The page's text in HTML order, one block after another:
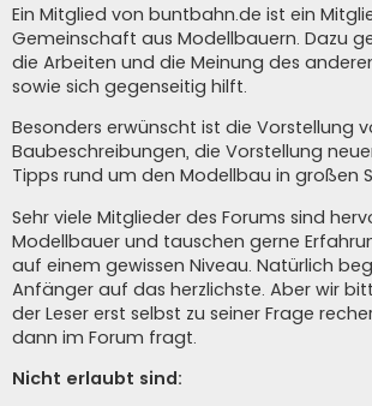
Ein Mitglied von buntbahn.de ist ein
Gemeinschaft aus Modellbauern. Dazu
die Arbeiten und die Meinung des
sowie sich gegenseitig hilft.
Besonders erwünscht ist die Vorstellung
Baubeschreibungen, die Vorstellung
Tipps rund um den Modellbau in großen
Sehr viele Mitglieder des Forums sind
Modellbauer und tauschen gerne
auf einem gewissen Niveau. Natürlich
Anfänger auf das herzlichste. Aber wir
der Leser erst selbst zu seiner Frage
dann im Forum fragt.
Nicht erlaubt sind: